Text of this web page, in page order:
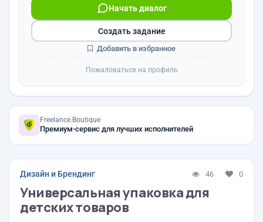
Начать диалог
Создать задание
Добавить в избранное
Пожаловаться на профиль
Freelance.Boutique
Премиум-сервис для лучших исполнителей
Дизайн и Брендинг 46 0
Универсальная упаковка для
детских товаров